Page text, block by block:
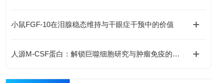
小鼠FGF-10在泪腺稳态维持与干眼症干预中的价值
人源M-CSF蛋白：解锁巨噬细胞研究与肿瘤免疫的科研密钥